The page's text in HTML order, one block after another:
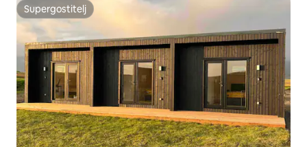
Supergostitelj
Supergostitelj